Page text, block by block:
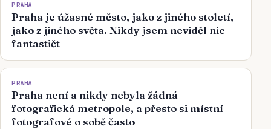
PRAHA
Praha je úžasné město, jako z jiného století,
jako z jiného světa. Nikdy jsem neviděl nic
fantastičt
PRAHA
Praha není a nikdy nebyla žádná
fotografická metropole, a přesto si místní
fotografové o sobě často